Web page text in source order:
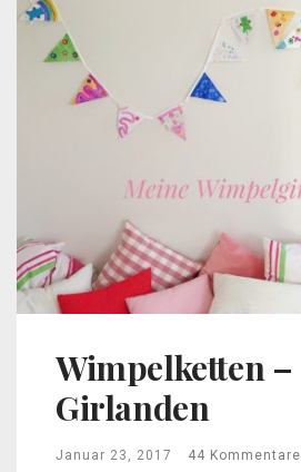
Wimpelketten –
Girlanden
Januar 23, 2017 44 Kommentare